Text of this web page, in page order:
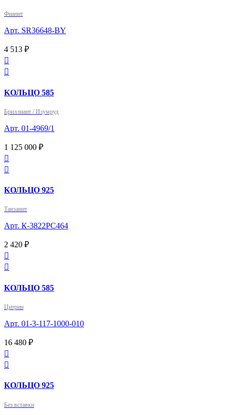
Фианит
Арт. SR36648-BY
4 513 ₽


КОЛЬЦО 585
Бриллиант / Изумруд
Арт. 01-4969/1
1 125 000 ₽


КОЛЬЦО 925
Танзанит
Арт. К-3822РС464
2 420 ₽


КОЛЬЦО 585
Цитрин
Арт. 01-3-117-1000-010
16 480 ₽


КОЛЬЦО 925
Без вставки